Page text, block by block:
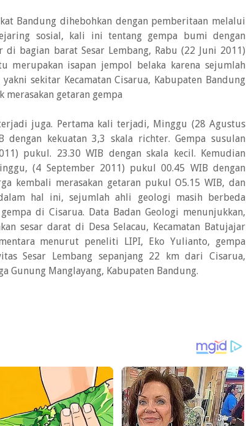
Bandung dihebohkan dengan pemberitaan melalui
sosial, kali ini tentang gempa bumi dengan
di bagian barat Sesar Lembang, Rabu (22 Juni 2011)
merupakan isapan jempol belaka karena sejumlah
sekitar Kecamatan Cisarua, Kabupaten Bandung
merasakan getaran gempa
juga. Pertama kali terjadi, Minggu (28 Agustus
dengan kekuatan 3,3 skala richter. Gempa susulan
pukul. 23.30 WIB dengan skala kecil. Kemudian
(4 September 2011) pukul 00.45 WIB dengan
kembali merasakan getaran pukul O5.15 WIB, dan
hal ini, sejumlah ahli geologi masih berbeda
di Cisarua. Data Badan Geologi menunjukkan,
sesar darat di Desa Selacau, Kecamatan Batujajar
menurut peneliti LIPI, Eko Yulianto, gempa
Sesar Lembang sepanjang 22 km dari Cisarua,
Gunung Manglayang, Kabupaten Bandung.